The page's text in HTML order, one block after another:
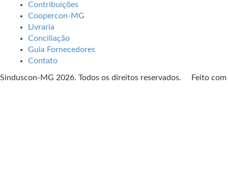
Contribuições
Coopercon-MG
Livraria
Conciliação
Guia Fornecedores
Contato
Sinduscon-MG 2026. Todos os direitos reservados. Feito com